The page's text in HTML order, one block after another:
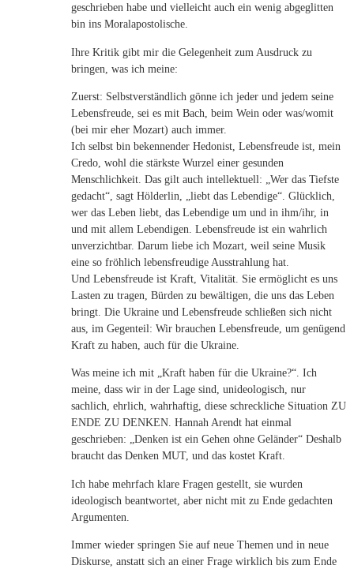
geschrieben habe und vielleicht auch ein wenig abgeglitten
bin ins Moralapostolische.
Ihre Kritik gibt mir die Gelegenheit zum Ausdruck zu
bringen, was ich meine:
Zuerst: Selbstverständlich gönne ich jeder und jedem seine
Lebensfreude, sei es mit Bach, beim Wein oder was/womit
(bei mir eher Mozart) auch immer.
Ich selbst bin bekennender Hedonist, Lebensfreude ist, mein
Credo, wohl die stärkste Wurzel einer gesunden
Menschlichkeit. Das gilt auch intellektuell: „Wer das Tiefste
gedacht“, sagt Hölderlin, „liebt das Lebendige“. Glücklich,
wer das Leben liebt, das Lebendige um und in ihm/ihr, in
und mit allem Lebendigen. Lebensfreude ist ein wahrlich
unverzichtbar. Darum liebe ich Mozart, weil seine Musik
eine so fröhlich lebensfreudige Ausstrahlung hat.
Und Lebensfreude ist Kraft, Vitalität. Sie ermöglicht es uns
Lasten zu tragen, Bürden zu bewältigen, die uns das Leben
bringt. Die Ukraine und Lebensfreude schließen sich nicht
aus, im Gegenteil: Wir brauchen Lebensfreude, um genügend
Kraft zu haben, auch für die Ukraine.
Was meine ich mit „Kraft haben für die Ukraine?“. Ich
meine, dass wir in der Lage sind, unideologisch, nur
sachlich, ehrlich, wahrhaftig, diese schreckliche Situation ZU
ENDE ZU DENKEN. Hannah Arendt hat einmal
geschrieben: „Denken ist ein Gehen ohne Geländer“ Deshalb
braucht das Denken MUT, und das kostet Kraft.
Ich habe mehrfach klare Fragen gestellt, sie wurden
ideologisch beantwortet, aber nicht mit zu Ende gedachten
Argumenten.
Immer wieder springen Sie auf neue Themen und in neue
Diskurse, anstatt sich an einer Frage wirklich bis zum Ende